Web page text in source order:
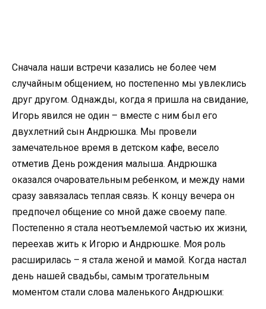
Сначала наши встречи казались не более чем
случайным общением, но постепенно мы увлеклись
друг другом. Однажды, когда я пришла на свидание,
Игорь явился не один – вместе с ним был его
двухлетний сын Андрюшка. Мы провели
замечательное время в детском кафе, весело
отметив День рождения малыша. Андрюшка
оказался очаровательным ребенком, и между нами
сразу завязалась теплая связь. К концу вечера он
предпочел общение со мной даже своему папе.
Постепенно я стала неотъемлемой частью их жизни,
переехав жить к Игорю и Андрюшке. Моя роль
расширилась – я стала женой и мамой. Когда настал
день нашей свадьбы, самым трогательным
моментом стали слова маленького Андрюшки: